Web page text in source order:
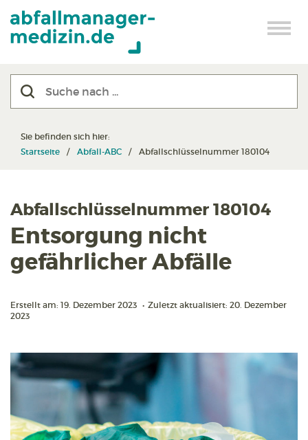
Sie befinden sich hier:
Startseite
Abfall-ABC Abfallschlüsselnummer 180104
Abfallschlüsselnummer 180104
Entsorgung nicht
gefährlicher Abfälle
Erstellt am: 19. Dezember 2023 • Zuletzt aktualisiert: 20. Dezember
2023